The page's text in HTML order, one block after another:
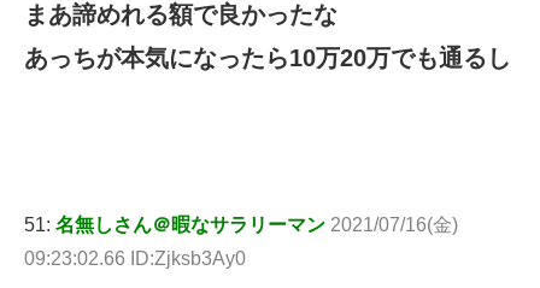
まあ諦めれる額で良かったな
あっちが本気になったら10万20万でも通るし
51: 名無しさん＠暇なサラリーマン 2021/07/16(金)
09:23:02.66 ID:Zjksb3Ay0